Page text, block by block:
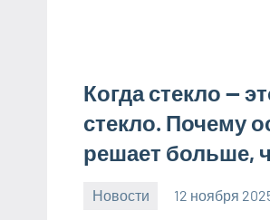
Когда стекло —
стекло. Почему
решает больше,
Новости 12 ноября